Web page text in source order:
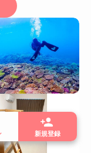
新規登録